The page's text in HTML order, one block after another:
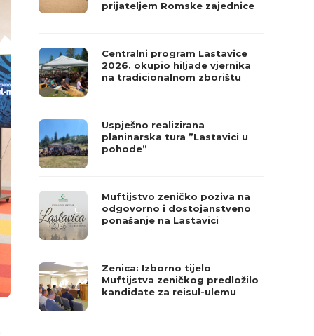
prijateljem Romske zajednice
Centralni program Lastavice
2026. okupio hiljade vjernika
na tradicionalnom zborištu
Uspješno realizirana
planinarska tura ”Lastavici u
pohode”
Muftijstvo zeničko poziva na
odgovorno i dostojanstveno
ponašanje na Lastavici
Zenica: Izborno tijelo
Muftijstva zeničkog predložilo
kandidate za reisul-ulemu